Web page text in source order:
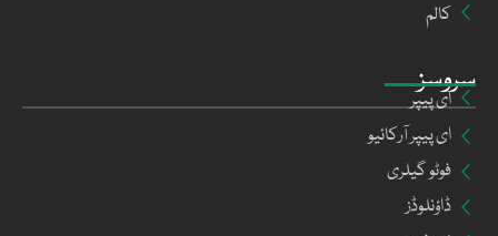
سروسز
ای پیپر
ای پیپر آرکائیو
فوٹو گیلری
ڈاؤنلوڈز
کالم